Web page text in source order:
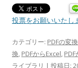
投票をお願いいたし
カテゴリー: PDFの変換
換 PDFからExcel
ライブラリ | 投稿日: